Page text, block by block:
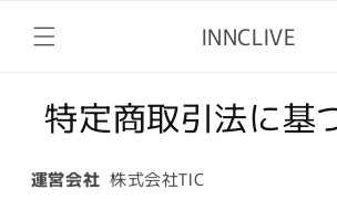
ンツに
進む
INNCLIVE
特定商取引法に基
運営会社 株式会社TIC